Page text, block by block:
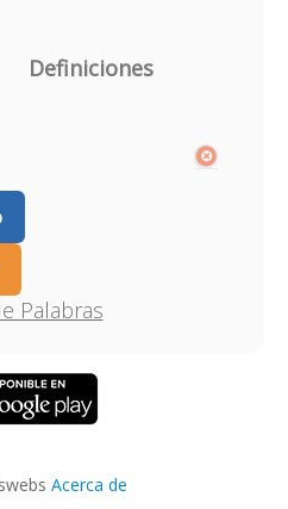
Definiciones
Palabras
Acerca de